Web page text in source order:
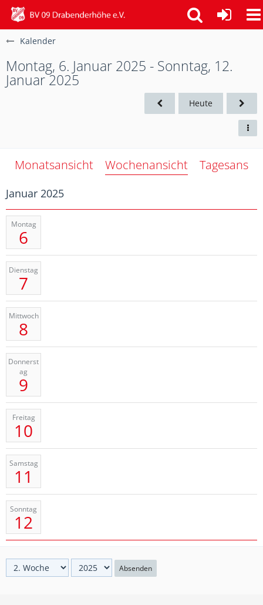
Kalender
Montag, 6. Januar 2025 - Sonntag, 12.
Januar 2025
Heute
Monatsansicht Wochenansicht
Januar 2025
Montag
6
Dienstag
7
Mittwoch
8
Donnerst
ag
9
Freitag
10
Samstag
11
Sonntag
12
Absenden